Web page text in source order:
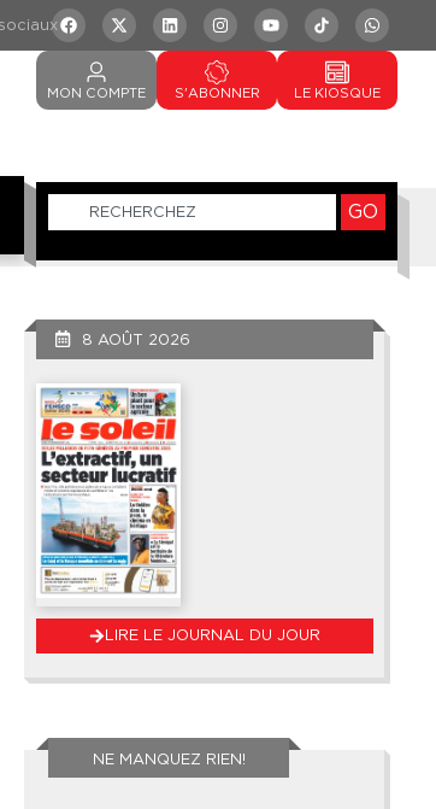
MON COMPTE S'ABONNER LE KIOSQUE
GO
8 AOÛT 2026
LIRE LE JOURNAL DU JOUR
NE MANQUEZ RIEN!